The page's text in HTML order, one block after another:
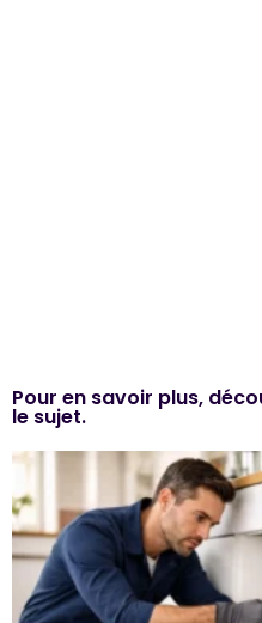
Pour en savoir plus,
le sujet.